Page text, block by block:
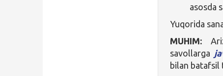
asosda
Yuqorida
MUHIM:
savollarga
bilan batafsil